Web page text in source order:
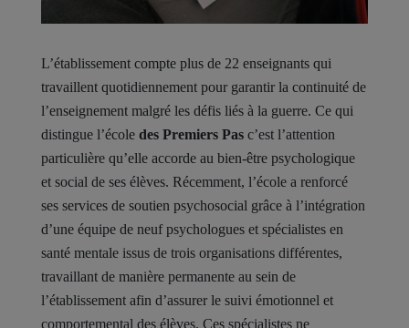
L’établissement compte plus de 22 enseignants qui
travaillent quotidiennement pour garantir la continuité de
l’enseignement malgré les défis liés à la guerre. Ce qui
distingue l’école des Premiers Pas c’est l’attention
particulière qu’elle accorde au bien-être psychologique
et social de ses élèves. Récemment, l’école a renforcé
ses services de soutien psychosocial grâce à l’intégration
d’une équipe de neuf psychologues et spécialistes en
santé mentale issus de trois organisations différentes,
travaillant de manière permanente au sein de
l’établissement afin d’assurer le suivi émotionnel et
comportemental des élèves. Ces spécialistes ne